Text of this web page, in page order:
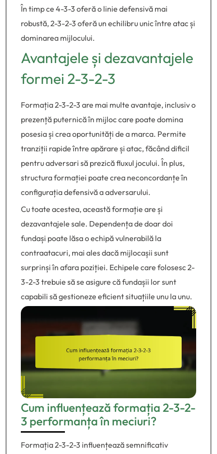
În timp ce 4-3-3 oferă o linie defensivă mai
robustă, 2-3-2-3 oferă un echilibru unic între atac și
dominarea mijlocului.
Avantajele și dezavantajele
formei 2-3-2-3
Formația 2-3-2-3 are mai multe avantaje, inclusiv o
prezență puternică în mijloc care poate domina
posesia și crea oportunități de a marca. Permite
tranziții rapide între apărare și atac, făcând dificil
pentru adversari să prezică fluxul jocului. În plus,
structura formației poate crea neconcordanțe în
configurația defensivă a adversarului.
Cu toate acestea, această formație are și
dezavantajele sale. Dependența de doar doi
fundași poate lăsa o echipă vulnerabilă la
contraatacuri, mai ales dacă mijlocașii sunt
surprinși în afara poziției. Echipele care folosesc 2-
3-2-3 trebuie să se asigure că fundașii lor sunt
capabili să gestioneze eficient situațiile unu la unu.
Cum influențează formația 2-3-2-
3 performanța în meciuri?
Formația 2-3-2-3 influențează semnificativ